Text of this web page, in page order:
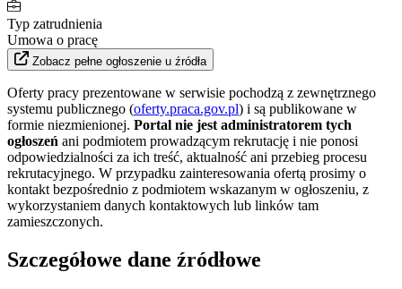
Typ zatrudnienia
Umowa o pracę
Zobacz pełne ogłoszenie u źródła
Oferty pracy prezentowane w serwisie pochodzą z zewnętrznego
systemu publicznego (oferty.praca.gov.pl) i są publikowane w
formie niezmienionej. Portal nie jest administratorem tych
ogłoszeń ani podmiotem prowadzącym rekrutację i nie ponosi
odpowiedzialności za ich treść, aktualność ani przebieg procesu
rekrutacyjnego. W przypadku zainteresowania ofertą prosimy o
kontakt bezpośrednio z podmiotem wskazanym w ogłoszeniu, z
wykorzystaniem danych kontaktowych lub linków tam
zamieszczonych.
Szczegółowe dane źródłowe